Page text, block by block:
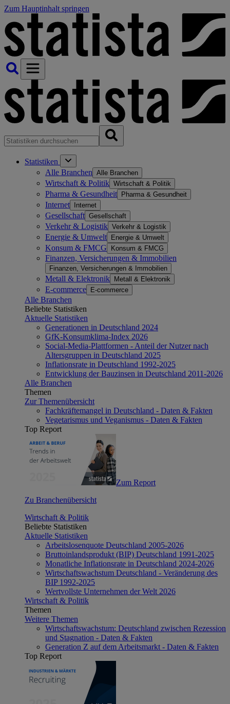
Zum Hauptinhalt springen
Statistiken
Alle Branchen Alle Branchen
Wirtschaft & Politik Wirtschaft & Politik
Pharma & Gesundheit Pharma & Gesundheit
Internet Internet
Gesellschaft Gesellschaft
Verkehr & Logistik Verkehr & Logistik
Energie & Umwelt Energie & Umwelt
Konsum & FMCG Konsum & FMCG
Finanzen, Versicherungen & Immobilien
Finanzen, Versicherungen & Immobilien
Metall & Elektronik Metall & Elektronik
E-commerce E-commerce
Alle Branchen
Beliebte Statistiken
Aktuelle Statistiken
Generationen in Deutschland 2024
GfK-Konsumklima-Index 2026
Social-Media-Plattformen - Anteil der Nutzer nach
Altersgruppen in Deutschland 2025
Inflationsrate in Deutschland 1992-2025
Entwicklung der Bauzinsen in Deutschland 2011-2026
Alle Branchen
Themen
Zur Themenübersicht
Fachkräftemangel in Deutschland - Daten & Fakten
Vegetarismus und Veganismus - Daten & Fakten
Top Report
Zum Report
Zu Branchenübersicht
Wirtschaft & Politik
Beliebte Statistiken
Aktuelle Statistiken
Arbeitslosenquote Deutschland 2005-2026
Bruttoinlandsprodukt (BIP) Deutschland 1991-2025
Monatliche Inflationsrate in Deutschland 2024-2026
Wirtschaftswachstum Deutschland - Veränderung des
BIP 1992-2025
Wertvollste Unternehmen der Welt 2026
Wirtschaft & Politik
Themen
Weitere Themen
Wirtschaftswachstum: Deutschland zwischen Rezession
und Stagnation - Daten & Fakten
Generation Z auf dem Arbeitsmarkt - Daten & Fakten
Top Report